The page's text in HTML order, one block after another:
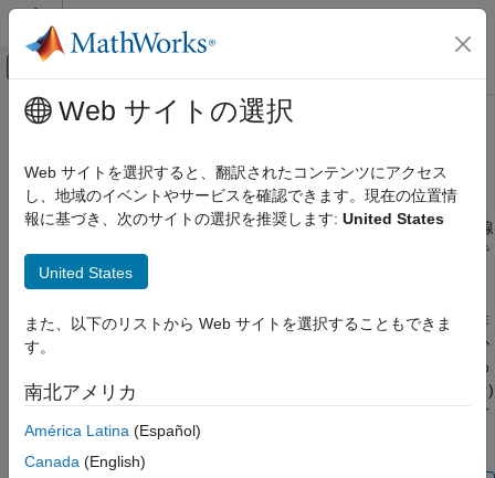
コンテンツへスキップ
オフキャンバス ナビゲーション メ
ドキュメンテーションのホーム
Curve Fitting Toolbox
線形回帰と非線形回帰
カスタム線形モデルの当てはめ
カスタム線形モデルについて
線形近似によるカスタム近似の対話的な選択
カスタム線形ルジャンドル多項式による近似
メインコンテンツ
カスタム線形モデルの当てはめ
カスタム線形モデルについて
曲線フィッター アプリで、[カスタム式] 近似を使用して独自の線
形方程式または非線形方程式を定義できます。カスタム式近似で
は非線形最小二乗近似の手順を使用します。
[カスタム式] でカスタム線形方程式を定義できます。ただし、非
線形近似は線形最小二乗近似よりも効率が悪く、通常は時間がか
かります。カスタム式の線形最小二乗近似が必要な場合は、代わ
りに[線形近似]
を選択します。線形モデルは (おそらく非線形な)
項の線形結合です。これらはパラメーターについて線形である方
程式で定義されます。
Web サイトの選択
Web サイトを選択すると、翻訳されたコンテンツにアクセス
し、地域のイベントやサービスを確認できます。現在の位置情
報に基づき、次のサイトの選択を推奨します: United States
United States
また、以下のリストから Web サイトを選択することもできま
す。
南北アメリカ
América Latina (Español)
Canada (English)